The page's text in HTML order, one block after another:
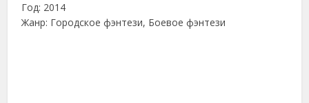
Год: 2014
Жанр: Городское фэнтези, Боевое фэнтези